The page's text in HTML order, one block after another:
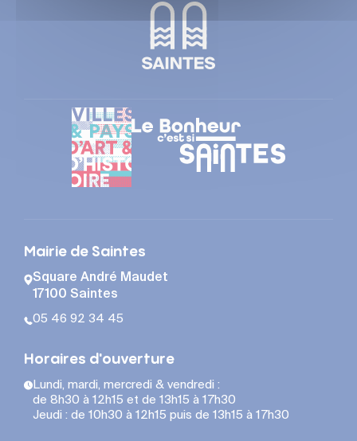
Mairie de Saintes
Square André Maudet
17100 Saintes
05 46 92 34 45
Horaires d'ouverture
Lundi, mardi, mercredi & vendredi :
de 8h30 à 12h15 et de 13h15 à 17h30
Jeudi : de 10h30 à 12h15 puis de 13h15 à 17h30